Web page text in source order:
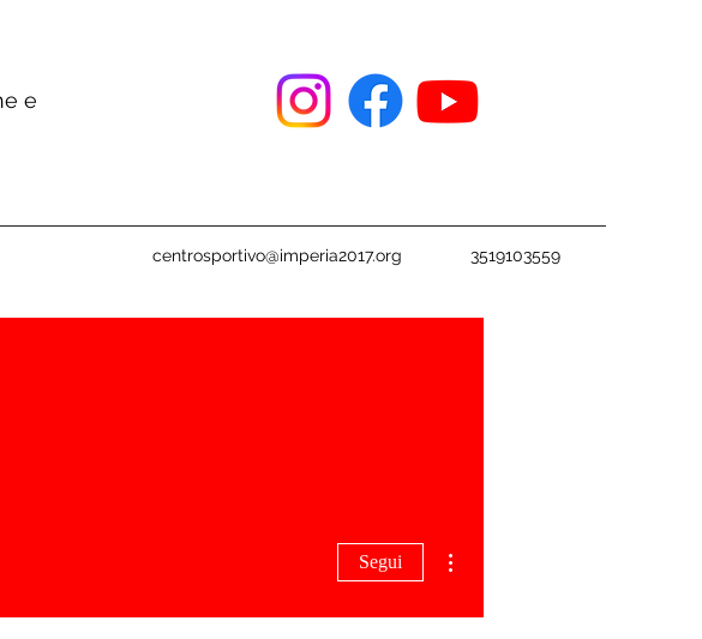
e
centrosportivo@imperia2017.org 3519103559
Segui